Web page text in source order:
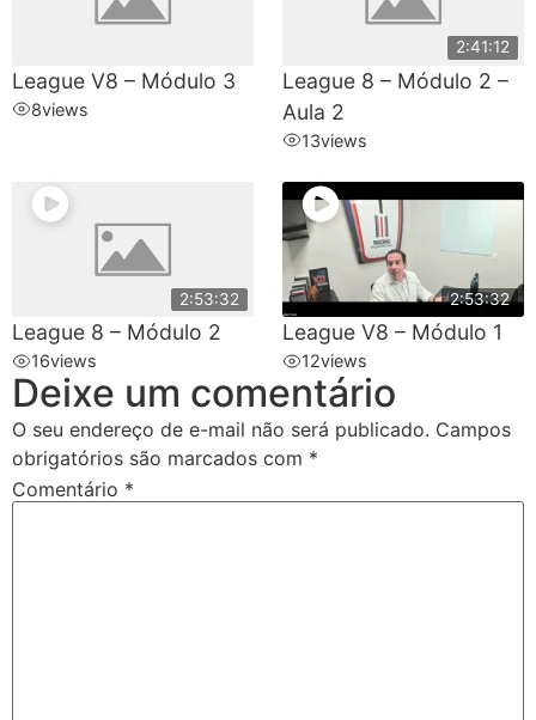
League V8 – Módulo 3
8views
2:41:12
League 8 – Módulo 2 –
Aula 2
13views
2:53:32
League 8 – Módulo 2
16views
2:53:32
League V8 – Módulo 1
12views
Deixe um comentário
O seu endereço de e-mail não será publicado. Campos
obrigatórios são marcados com *
Comentário *